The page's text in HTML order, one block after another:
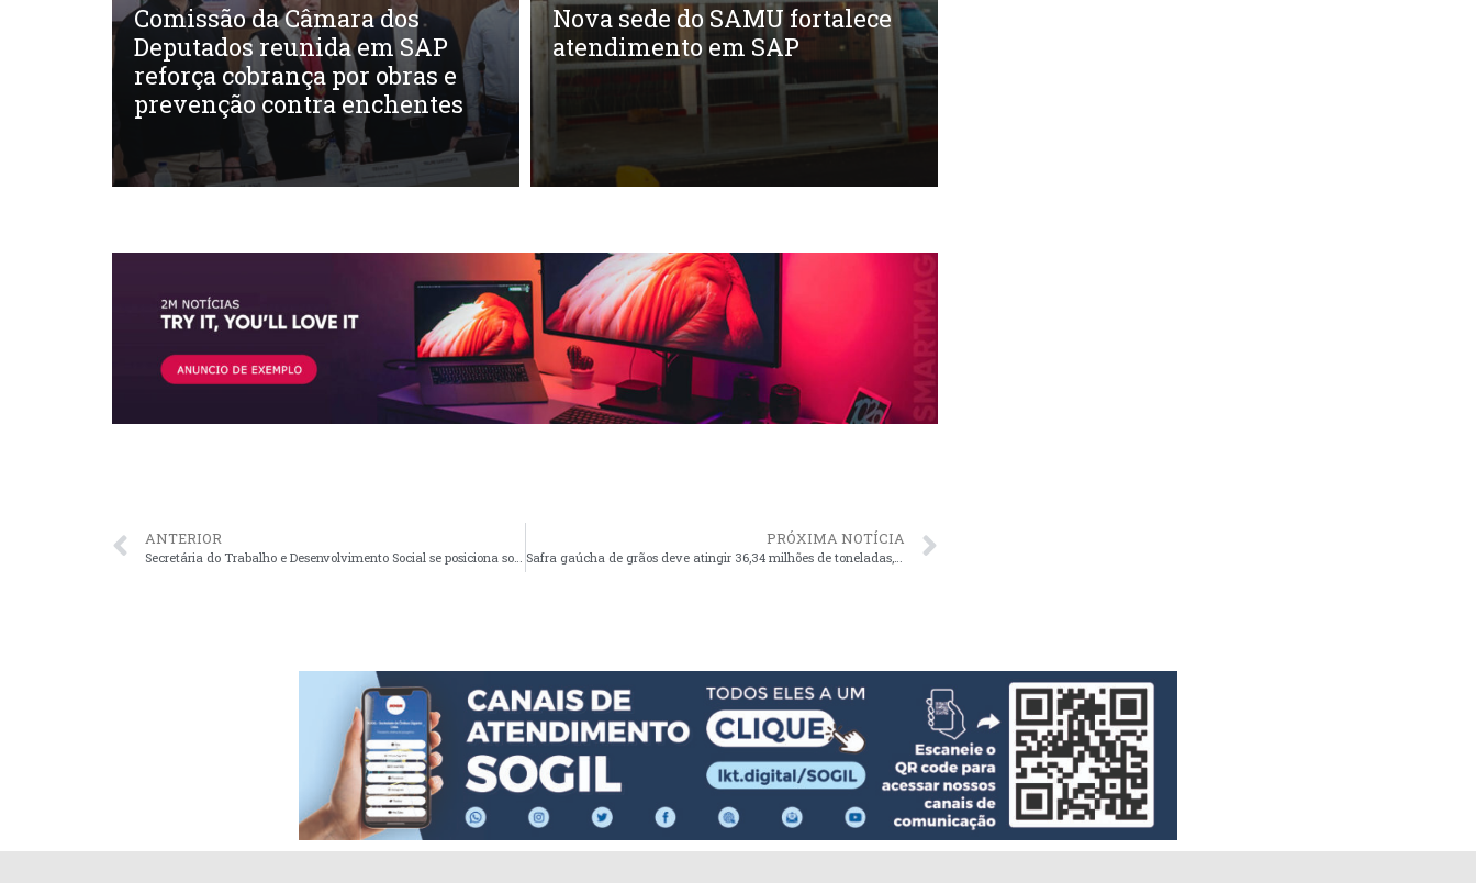
Comissão da Câmara dos
Deputados reunida em SAP
reforça cobrança por obras e
prevenção contra enchentes
Nova sede do SAMU fortalece
atendimento em SAP
ANTERIOR
Secretária do Trabalho e Desenvolvimento Social se posiciona sobre situação de moradores de rua
PRÓXIMA NOTÍCIA
Safra gaúcha de grãos deve atingir 36,34 milhões de toneladas, estima Conab